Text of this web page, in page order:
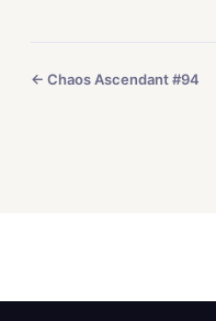
← Chaos Ascendant #94